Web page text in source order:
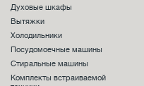
Духовые шкафы
Вытяжки
Холодильники
Посудомоечные машины
Стиральные машины
Комплекты встраиваемой